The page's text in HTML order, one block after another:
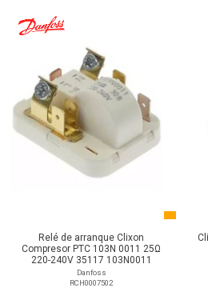
Relé de arranque Clixon
Compresor PTC 103N 0011 25Ω
220-240V 35117 103N0011
Danfoss
RCH0007502